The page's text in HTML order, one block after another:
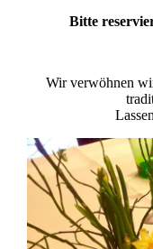
Bitte
Wir verwöhnen